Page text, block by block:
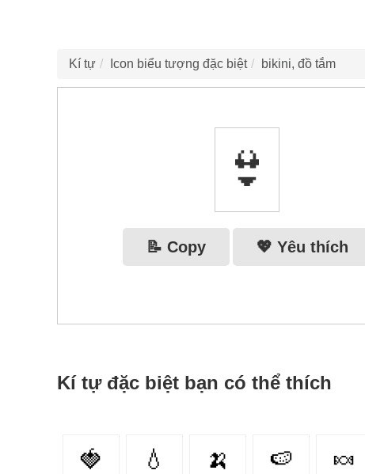
Kí tự Icon biểu tượng đặc biệt bikini, đồ tắm
👙
📝 Copy 💖 Yêu thích
Kí tự đặc biệt bạn có thể thích
🍓 💧 🍌 🍉 🍬